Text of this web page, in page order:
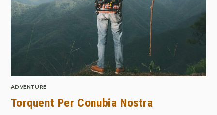
ADVENTURE
Torquent Per Conubia Nostra